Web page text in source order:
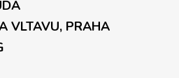
VLTAVU, PRAHA